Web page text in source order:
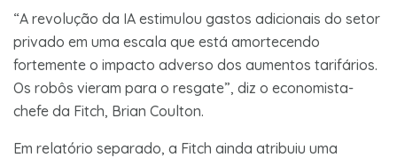
“A revolução da IA estimulou gastos adicionais do setor
privado em uma escala que está amortecendo
fortemente o impacto adverso dos aumentos tarifários.
Os robôs vieram para o resgate”, diz o economista-
chefe da Fitch, Brian Coulton.
Em relatório separado, a Fitch ainda atribuiu uma